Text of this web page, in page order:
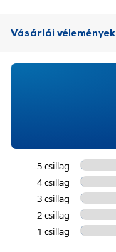
Vásárlói vélemények
5 csillag
4 csillag
3 csillag
2 csillag
1 csillag